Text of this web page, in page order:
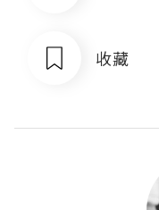
收藏